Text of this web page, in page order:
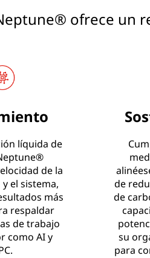
ofrece un
líquida de
de la
y el sistema,
más
respaldar
de trabajo
como AI y
de
de
su
para